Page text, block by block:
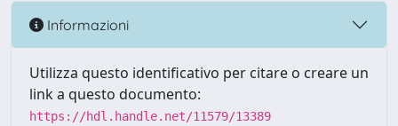
Informazioni
Utilizza questo identificativo per citare o creare un
link a questo documento:
https://hdl.handle.net/11579/13389